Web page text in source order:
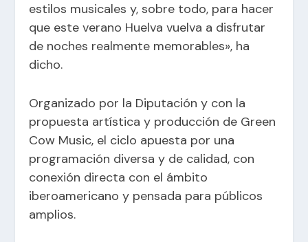
estilos musicales y, sobre todo, para hacer
que este verano Huelva vuelva a disfrutar
de noches realmente memorables», ha
dicho.
Organizado por la Diputación y con la
propuesta artística y producción de Green
Cow Music, el ciclo apuesta por una
programación diversa y de calidad, con
conexión directa con el ámbito
iberoamericano y pensada para públicos
amplios.